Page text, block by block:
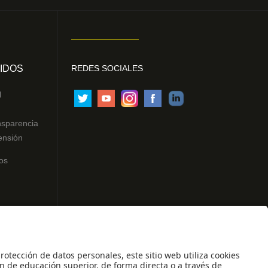
REDES SOCIALES